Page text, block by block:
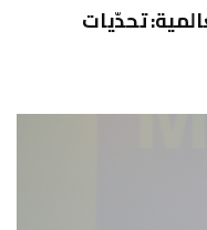
تحدّيات